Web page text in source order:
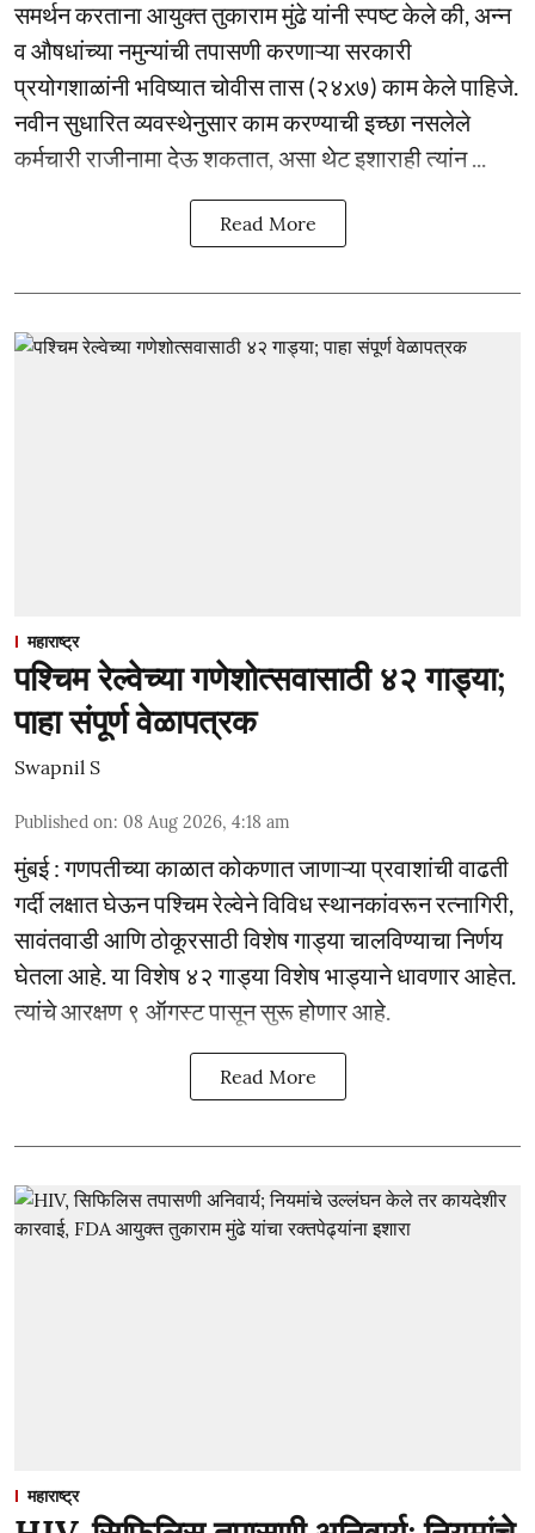
समर्थन करताना आयुक्त तुकाराम मुंढे यांनी स्पष्ट केले की, अन्न
व औषधांच्या नमुन्यांची तपासणी करणाऱ्या सरकारी
प्रयोगशाळांनी भविष्यात चोवीस तास (२४x७) काम केले पाहिजे.
नवीन सुधारित व्यवस्थेनुसार काम करण्याची इच्छा नसलेले
कर्मचारी राजीनामा देऊ शकतात, असा थेट इशाराही त्यांन ...
Read More
महाराष्ट्र
पश्चिम रेल्वेच्या गणेशोत्सवासाठी ४२ गाड्या;
पाहा संपूर्ण वेळापत्रक
Swapnil S
Published on: 08 Aug 2026, 4:18 am
मुंबई : गणपतीच्या काळात कोकणात जाणाऱ्या प्रवाशांची वाढती
गर्दी लक्षात घेऊन पश्चिम रेल्वेने विविध स्थानकांवरून रत्नागिरी,
सावंतवाडी आणि ठोकूरसाठी विशेष गाड्या चालविण्याचा निर्णय
घेतला आहे. या विशेष ४२ गाड्या विशेष भाड्याने धावणार आहेत.
त्यांचे आरक्षण ९ ऑगस्ट पासून सुरू होणार आहे.
Read More
महाराष्ट्र